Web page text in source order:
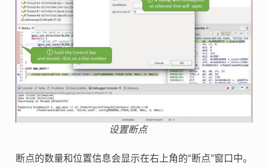
设置断点
断点的数量和位置信息会显示在右上角的“断点”窗口中。